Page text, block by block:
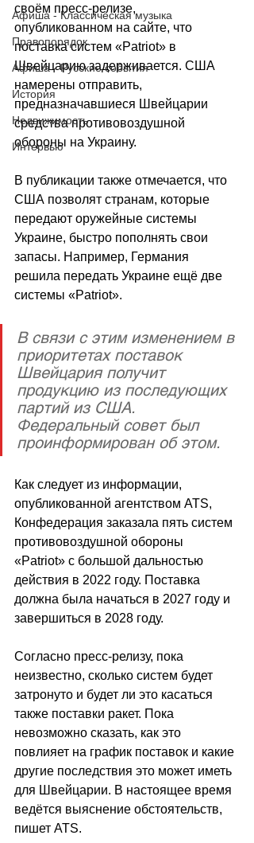
Афиша - Классическая музыка
Правопорядок
Афиша - Русские события
История
Недвижимость
Интервью
своём пресс-релизе,
опубликованном на сайте, что
поставка систем «Patriot» в
Швейцарию задерживается. США
намерены отправить,
предназначавшиеся Швейцарии
средства противовоздушной
обороны на Украину.
В публикации также отмечается, что
США позволят странам, которые
передают оружейные системы
Украине, быстро пополнять свои
запасы. Например, Германия
решила передать Украине ещё две
системы «Patriot».
В связи с этим изменением в
приоритетах поставок
Швейцария получит
продукцию из последующих
партий из США.
Федеральный совет был
проинформирован об этом.
Как следует из информации,
опубликованной агентством ATS,
Конфедерация заказала пять систем
противовоздушной обороны
«Patriot» с большой дальностью
действия в 2022 году. Поставка
должна была начаться в 2027 году и
завершиться в 2028 году.
Согласно пресс-релизу, пока
неизвестно, сколько систем будет
затронуто и будет ли это касаться
также поставки ракет. Пока
невозможно сказать, как это
повлияет на график поставок и какие
другие последствия это может иметь
для Швейцарии. В настоящее время
ведётся выяснение обстоятельств,
пишет ATS.